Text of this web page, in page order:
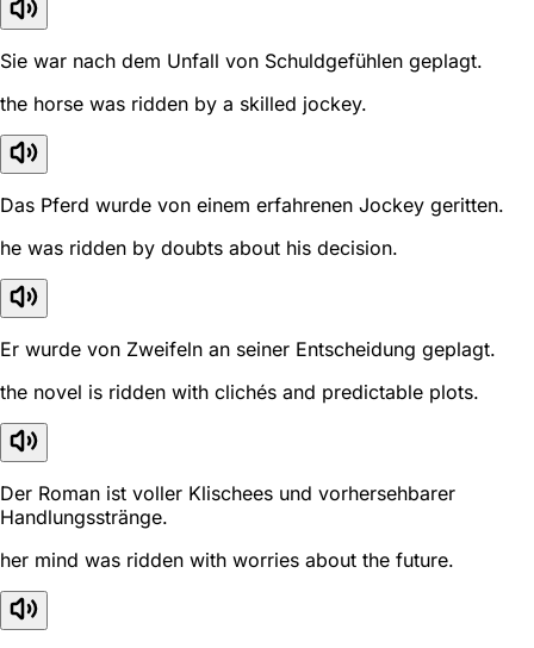
Sie war nach dem Unfall von Schuldgefühlen geplagt.
the horse was ridden by a skilled jockey.
Das Pferd wurde von einem erfahrenen Jockey geritten.
he was ridden by doubts about his decision.
Er wurde von Zweifeln an seiner Entscheidung geplagt.
the novel is ridden with clichés and predictable plots.
Der Roman ist voller Klischees und vorhersehbarer
Handlungsstränge.
her mind was ridden with worries about the future.